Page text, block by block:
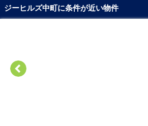
ジーヒルズ中町に条件が近い物件